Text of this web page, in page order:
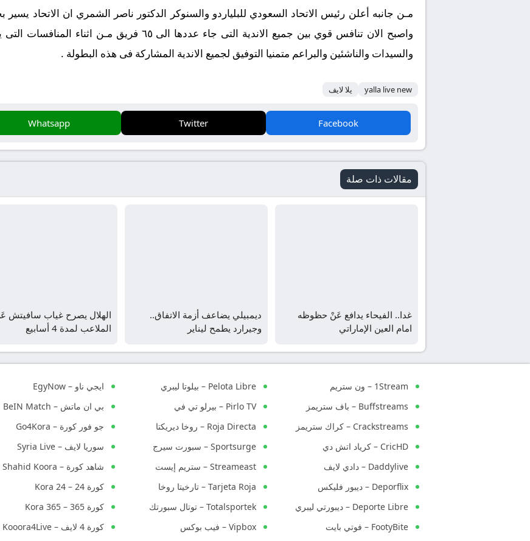
مـن جانبه أعلن رئيس الاتحاد السعودي للبلياردو والسنوكر الدكتور ناصر الشمري ان الاتحاد يسير
واصبح الان تنافس قوي بين جميع الاندية التى جاء عددها
والسيدات والناشئين والبراعم متمنيا التوفيق لجميع الاندية المشاركة فى هذه البطولة .
yalla live new يلا لايف
Facebook
Twitter
Whatsapp
مقالات ذات صلة
غدا.. الفيحاء يدافع عَنْ حظوظه
امام العين الإماراتي
ديمبيلي يضاعف أزمة الاتفاق..
وجيرارد يطمح ليناير
الهلال يصرح غياب سافيتش
الملاعب لمدة 4 أسابيع
1Stream – ون ستريم
Buffstreams – باف ستريمز
Crackstreams – كراك ستريمز
CricHD – كرياد اتش دي
Daddylive – دادي لايف
Deporflix – ديبور فليكس
Deporte Libre – ديبورتي ليبري
FootyBite – فوتي بايت
Pelota Libre – بيلوتا ليبري
Pirlo TV – بيرلو تي في
Roja Directa – روخا ديريكتا
Sportsurge – سبورت سيرج
Streameast – ستريم إيست
Tarjeta Roja – تارخيتا روخا
Totalsportek – توتال سبورتك
Vipbox – فيب بوكس
ايجي ناو – EgyNow
بي ان ماتش – BeIN Match
جو فور كورة – Go4Kora
سوريا لايف – Syria Live
شاهد كورة – Shahid Koora
كورة 24 – Kora 24
كورة 365 – Kora 365
كورة 4 لايف – Kooora4Live